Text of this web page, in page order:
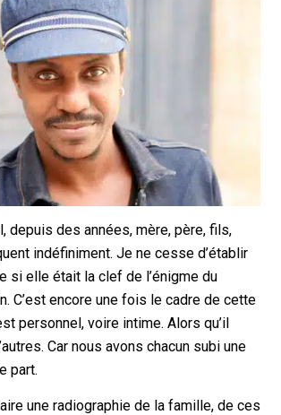
depuis des années, mère, père, fils,
indéfiniment. Je ne cesse d’établir
si elle était la clef de l’énigme du
C’est encore une fois le cadre de cette
personnel, voire intime. Alors qu’il
Car nous avons chacun subi une
part.
une radiographie de la famille, de ces